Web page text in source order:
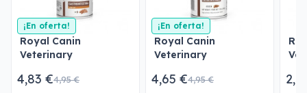
¡En oferta!
Royal Canin
Veterinary
Fat Paté
4,83 €4,95 €
¡En oferta!
Royal Canin
Veterinary
4,65 €4,95 €